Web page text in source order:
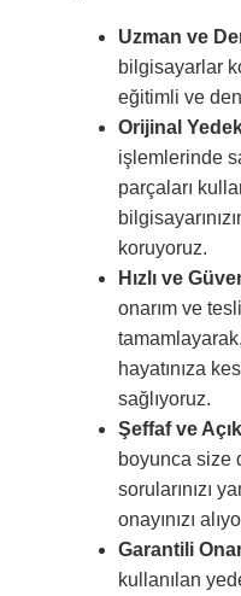
Uzman ve
bilgisayarlar
eğitimli ve
Orijinal
işlemlerinde
parçaları
koruyoruz.
Hızlı ve
onarım ve
hayatınıza
sağlıyoruz.
Şeffaf ve
boyunca size
sorularınızı
onayınızı
Garantili
kullanılan